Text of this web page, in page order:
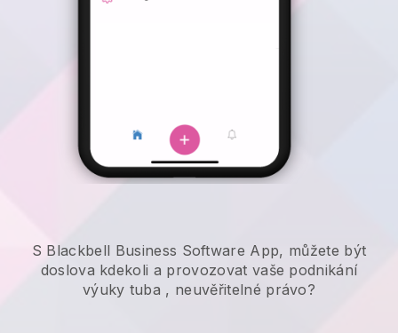
S Blackbell Business Software App, můžete být
doslova kdekoli a provozovat vaše podnikání
výuky tuba , neuvěřitelné právo?